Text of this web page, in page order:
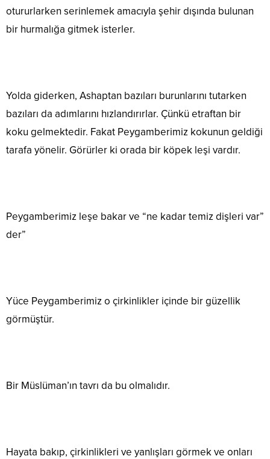
otururlarken serinlemek amacıyla şehir dışında bulunan
bir hurmalığa gitmek isterler.
Yolda giderken, Ashaptan bazıları burunlarını tutarken
bazıları da adımlarını hızlandırırlar. Çünkü etraftan bir
koku gelmektedir. Fakat Peygamberimiz kokunun geldiği
tarafa yönelir. Görürler ki orada bir köpek leşi vardır.
Peygamberimiz leşe bakar ve “ne kadar temiz dişleri var”
der”
Yüce Peygamberimiz o çirkinlikler içinde bir güzellik
görmüştür.
Bir Müslüman’ın tavrı da bu olmalıdır.
Hayata bakıp, çirkinlikleri ve yanlışları görmek ve onları